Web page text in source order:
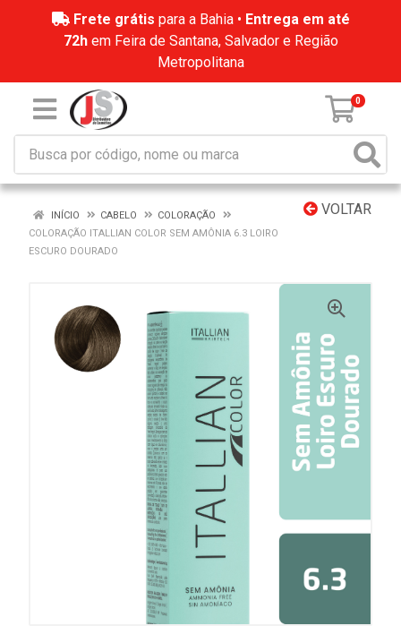
Frete grátis para a Bahia • Entrega em até
72hem Feira de Santana, Salvador e Região
Metropolitana
0
VOLTAR
INÍCIO CABELO
COLORAÇÃO
COLORAÇÃO ITALLIAN COLOR SEM AMÔNIA 6.3 LOIRO
ESCURO DOURADO